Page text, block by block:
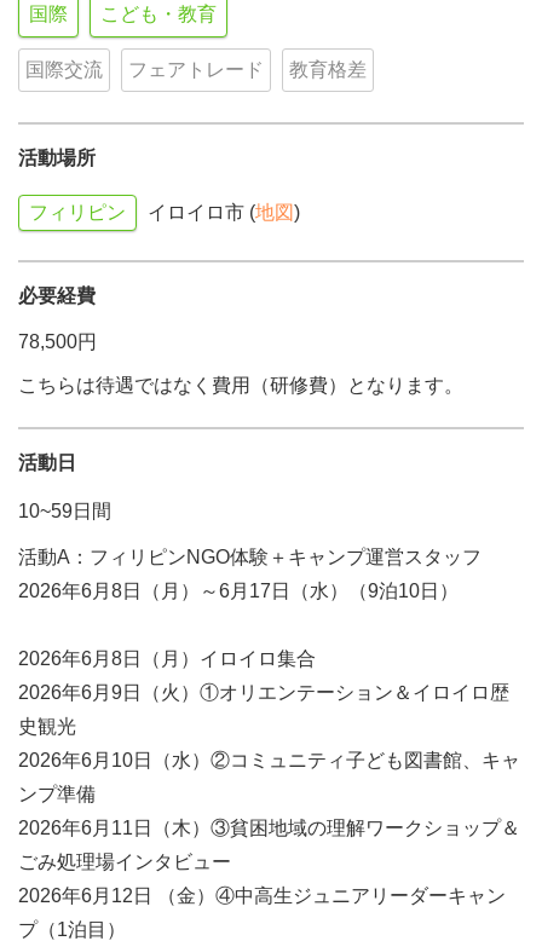
国際 こども・教育
国際交流 フェアトレード 教育格差
活動場所
フィリピン イロイロ市 (地図)
必要経費
78,500円
こちらは待遇ではなく費用（研修費）となります。
活動日
10~59日間
活動A：フィリピンNGO体験＋キャンプ運営スタッフ
2026年6月8日（月）～6月17日（水）（9泊10日）
2026年6月8日（月）イロイロ集合
2026年6月9日（火）①オリエンテーション＆イロイロ歴
史観光
2026年6月10日（水）②コミュニティ子ども図書館、キャ
ンプ準備
2026年6月11日（木）③貧困地域の理解ワークショップ＆
ごみ処理場インタビュー
2026年6月12日 （金）④中高生ジュニアリーダーキャン
プ（1泊目）